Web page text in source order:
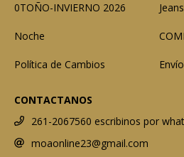
0TOÑO-INVIERNO 2026 Jeans
Noche
Política de Cambios
CONTACTANOS
261-2067560 escribinos por
moaonline23@gmail.com